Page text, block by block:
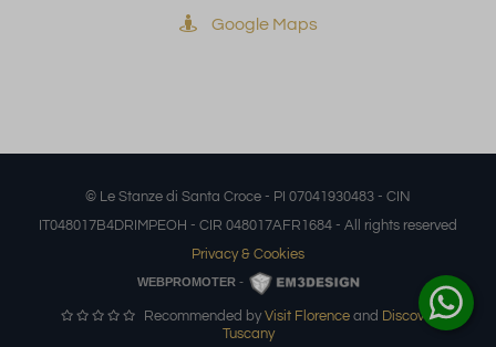
Google Maps
© Le Stanze di Santa Croce - PI 07041930483 - CIN
IT048017B4DRIMPEOH - CIR 048017AFR1684 - All rights reserved
Privacy & Cookies
WEBPROMOTER-
Recommended by Visit Florenceand Discover
Tuscany